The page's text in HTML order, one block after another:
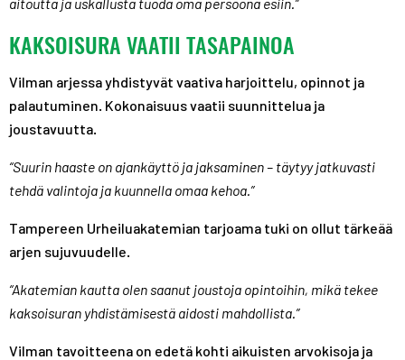
KAKSOISURA VAATII TASAPAINOA
Vilman arjessa yhdistyvät vaativa harjoittelu, opinnot ja
palautuminen. Kokonaisuus vaatii suunnittelua ja
joustavuutta.
“Suurin haaste on ajankäyttö ja jaksaminen – täytyy jatkuvasti
tehdä valintoja ja kuunnella omaa kehoa.”
Tampereen Urheiluakatemian tarjoama tuki on ollut tärkeää
arjen sujuvuudelle.
“Akatemian kautta olen saanut joustoja opintoihin, mikä tekee
kaksoisuran yhdistämisestä aidosti mahdollista.”
Vilman tavoitteena on edetä kohti aikuisten arvokisoja ja